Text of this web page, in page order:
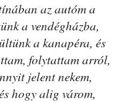
az autóm a
a vendégházba,
a kanapéra, és
folytattam arról,
jelent nekem,
hogy alig várom,